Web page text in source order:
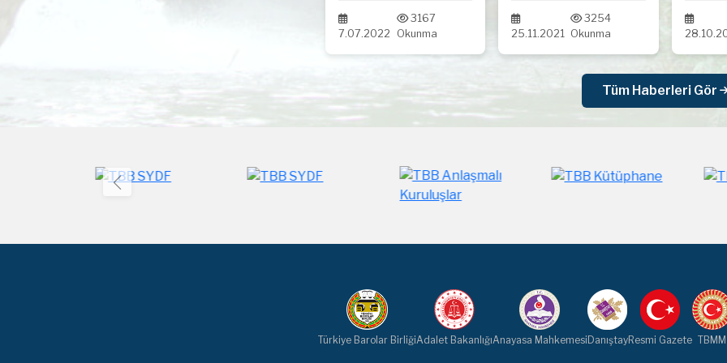
7.07.2022
3167
Okunma
GÜNÜ BASIN
AÇIKLAMASI
25.11.2021
3254
Okunma
AV.
Tüm Haberleri Gör
Türkiye Barolar BirliğiAdalet BakanlığıAnayasa Mahkemesi DanıştayResmi Gazete TBMM